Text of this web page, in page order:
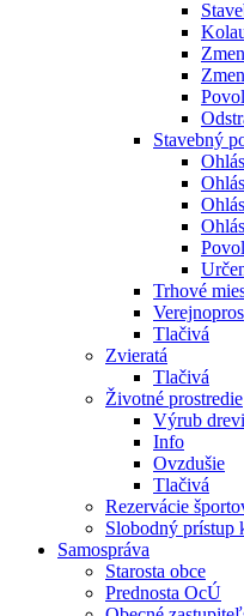
Stavebný
Trhové
Tlačivá
Zvieratá
Tlačivá
Životné prostredie
Výrub
Info
Ovzdušie
Tlačivá
Rezervácie
Slobodný prístup
Samospráva
Starosta obce
Prednosta OcÚ